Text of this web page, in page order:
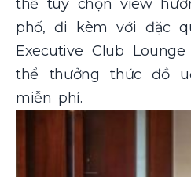
thể tùy chọn view
phố, đi kèm với đặc
Executive Club
thể thưởng thức đồ
miễn phí.